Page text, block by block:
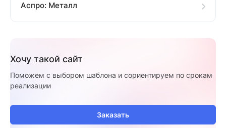
Аспро: Металл
Хочу такой сайт
Поможем с выбором шаблона и сориентируем по срокам
реализации
Заказать